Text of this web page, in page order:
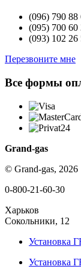
(096) 790 88
(095) 700 60
(093) 102 26
Перезвоните мне
Все формы
Grand-gas
© Grand-gas, 2026
0-800-21-60-30
Харьков
Сокольники, 12
Установка
Установка